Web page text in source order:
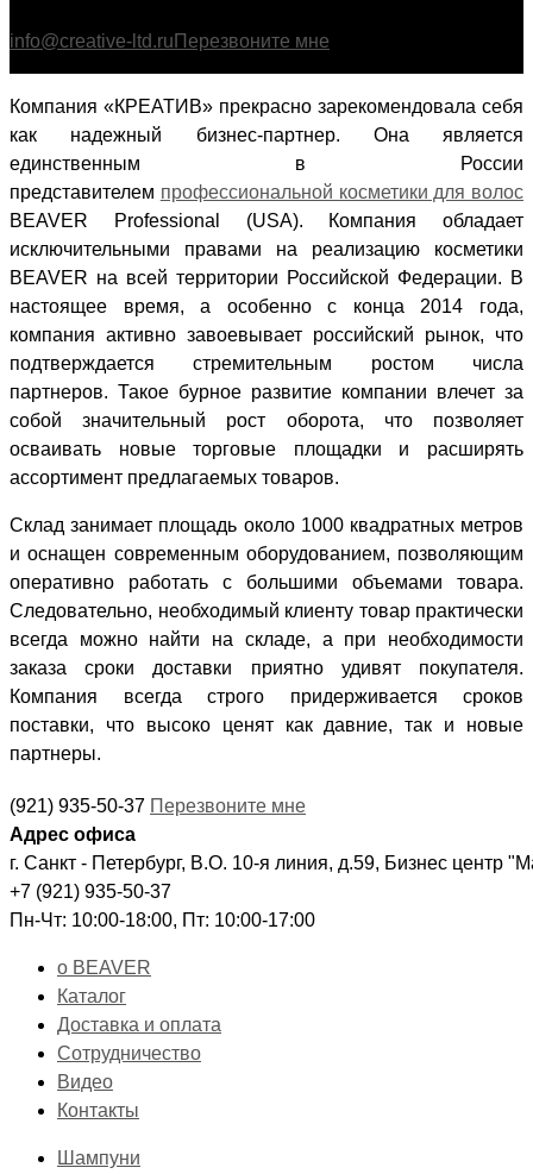
info@creative-ltd.ru Перезвоните мне
Компания «КРЕАТИВ» прекрасно зарекомендовала себя
как надежный бизнес-партнер. Она является
единственным в России
представителем профессиональной косметики для волос
BEAVER Professional (USA). Компания обладает
исключительными правами на реализацию косметики
BEAVER на всей территории Российской Федерации. В
настоящее время, а особенно с конца 2014 года,
компания активно завоевывает российский рынок, что
подтверждается стремительным ростом числа
партнеров. Такое бурное развитие компании влечет за
собой значительный рост оборота, что позволяет
осваивать новые торговые площадки и расширять
ассортимент предлагаемых товаров.
Склад занимает площадь около 1000 квадратных метров
и оснащен современным оборудованием, позволяющим
оперативно работать с большими объемами товара.
Следовательно, необходимый клиенту товар практически
всегда можно найти на складе, а при необходимости
заказа сроки доставки приятно удивят покупателя.
Компания всегда строго придерживается сроков
поставки, что высоко ценят как давние, так и новые
партнеры.
(921) 935-50-37 Перезвоните мне
Адрес офиса
г. Санкт - Петербург, В.О. 10-я линия, д.59, Бизнес центр
+7 (921) 935-50-37
Пн-Чт: 10:00-18:00, Пт: 10:00-17:00
о BEAVER
Каталог
Доставка и оплата
Сотрудничество
Видео
Контакты
Шампуни